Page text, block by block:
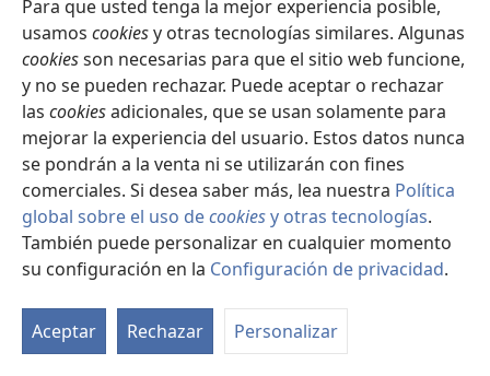
Para que usted tenga la mejor experiencia posible,
usamos cookiesy otras tecnologías similares. Algunas
cookiesson necesarias para que el sitio web funcione,
y no se pueden rechazar. Puede aceptar o rechazar
las cookiesadicionales, que se usan solamente para
mejorar la experiencia del usuario. Estos datos nunca
se pondrán a la venta ni se utilizarán con fines
comerciales. Si desea saber más, lea nuestra Política
global sobre el uso decookiesy otras tecnologías.
También puede personalizar en cualquier momento
su configuración en la Configuración de privacidad.
Aceptar Rechazar Personalizar
una
nueva
ventana)
JW Hub
(abre
una
nueva
ventana)
JW Library
Watchtower Library
Copyright© 2026 Watch Tower Bible and Tract Society of Pennsylvania.
CONDICIONES DE USO| POLÍTICA DE PRIVACIDAD
|
CONFIGURACIÓN DE PRIVACIDAD